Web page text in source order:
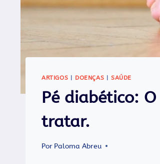
ARTIGOS DOENÇAS SAÚDE
Pé diabético:
tratar.
Por Paloma Abreu